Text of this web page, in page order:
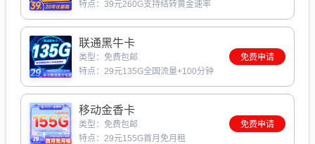
特点：39元260G支持结转黄金速率
联通黑牛卡
类型：免费包邮
特点：29元135G全国流量+100分钟
免费申请
移动金香卡
类型：免费包邮
特点：29元155G首月免月租
免费申请